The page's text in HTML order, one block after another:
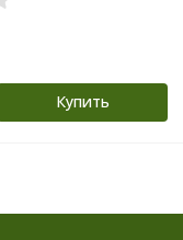
Купить